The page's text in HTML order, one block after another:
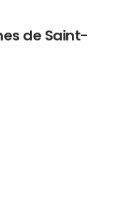
de Saint-